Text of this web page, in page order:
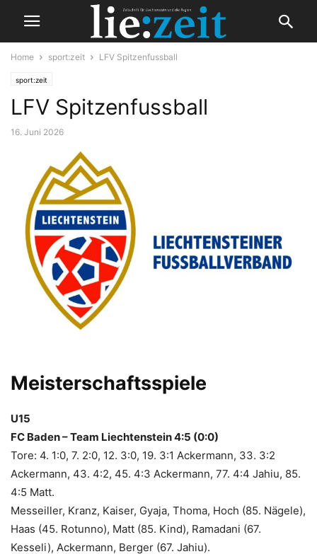
Home sport:zeit LFV Spitzenfussball
sport:zeit
LFV Spitzenfussball
16. Juni 2026
Meisterschaftsspiele
U15
FC Baden – Team Liechtenstein 4:5 (0:0)
Tore: 4. 1:0, 7. 2:0, 12. 3:0, 19. 3:1 Ackermann, 33. 3:2
Ackermann, 43. 4:2, 45. 4:3 Ackermann, 77. 4:4 Jahiu, 85.
4:5 Matt.
Messeiller, Kranz, Kaiser, Gyaja, Thoma, Hoch (85. Nägele),
Haas (45. Rotunno), Matt (85. Kind), Ramadani (67.
Kesseli), Ackermann, Berger (67. Jahiu).